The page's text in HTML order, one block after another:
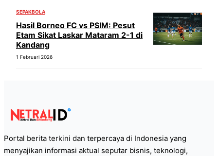
SEPAKBOLA
Hasil Borneo FC vs PSIM: Pesut
Etam Sikat Laskar Mataram 2-1 di
Kandang
1 Februari 2026
Portal berita terkini dan terpercaya di Indonesia yang
menyajikan informasi aktual seputar bisnis, teknologi,